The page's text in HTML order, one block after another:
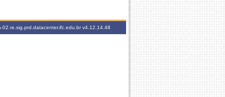
02.re.sig.prd.datacenter.ifc.edu.brv4.12.14.48